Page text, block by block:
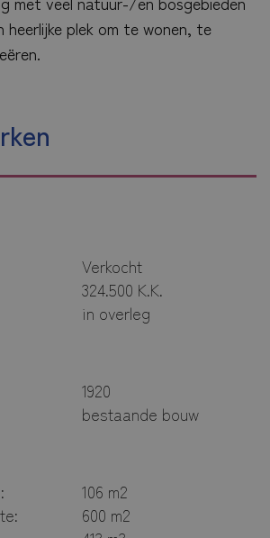
heerlijke plek om te wonen, te
Verkocht
324.500 K.K.
in overleg
1920
bestaande bouw
106 m2
600 m2